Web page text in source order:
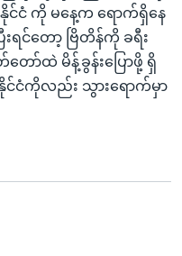
င်ငံ ကို မနေ့က ရောက်ရှိနေ
ရင်တော့ ဗြိတိန်ကို ခရီး
ော်ထဲ မိန့်ခွန်းပြောဖို့ ရှိ
နိုင်ငံကိုလည်း သွားရောက်မှာ